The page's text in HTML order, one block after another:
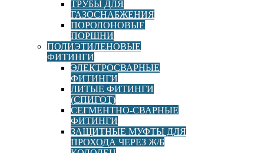
ТРУБЫ ДЛЯ
ГАЗОСНАБЖЕНИЯ
ПОРОЛОНОВЫЕ
ПОРШНИ
ПОЛИЭТИЛЕНОВЫЕ
ФИТИНГИ
ЭЛЕКТРОСВАРНЫЕ
ФИТИНГИ
ЛИТЫЕ ФИТИНГИ
(СПИГОТ)
СЕГМЕНТНО-СВАРНЫЕ
ФИТИНГИ
ЗАЩИТНЫЕ МУФТЫ ДЛЯ
ПРОХОДА ЧЕРЕЗ Ж/Б
Каталог»Ремонтные муфты и адаптеры
Фланцевый адаптер для ПЭ и ПВХ труб d090
Фланцевый адаптер для ПЭ и
ПВХ труб d090